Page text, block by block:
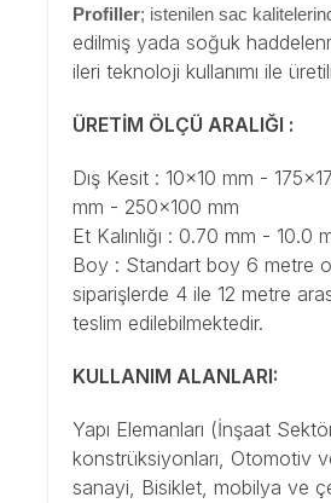
Profiller; istenilen sac
edilmiş yada soğuk
ileri teknoloji kullanımı ile
ÜRETİM ÖLÇÜ ARALIĞI :
Dış Kesit : 10x10 mm -
mm - 250x100 mm
Et Kalınlığı : 0.70 mm - 10.0
Boy : Standart boy 6 metre
siparişlerde 4 ile 12 metre
teslim edilebilmektedir.
KULLANIM ALANLARI:
Yapı Elemanları (İnşaat
konstrüksiyonları, Otomotiv
sanayi, Bisiklet, mobilya ve